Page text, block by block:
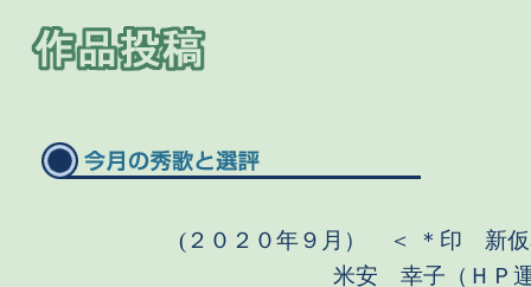
(２０２０年９月） ＜ ＊印 新
米安 幸子（ＨＰ